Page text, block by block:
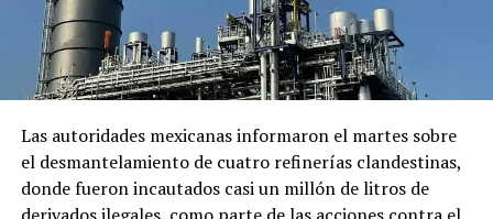
mayores detalles sobre el acuerdo para restablecer las
relaciones diplomáticas.
Sheinbaum también indicó que Chávez viajó a México en
un avión militar y calificó la entrega del salvoconducto
como «una acción de buena voluntad» de la presidenta
Keiko Fujimori.
Las autoridades mexicanas informaron el martes sobre
el desmantelamiento de cuatro refinerías clandestinas,
donde fueron incautados casi un millón de litros de